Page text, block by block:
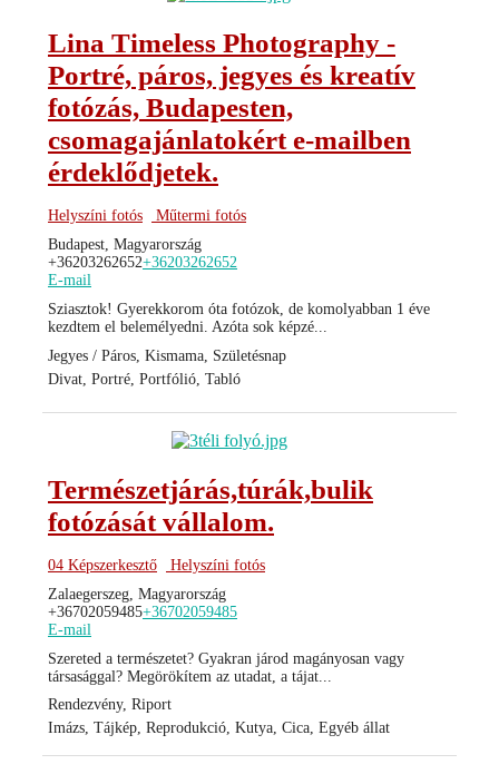
Lina Timeless Photography -
Portré, páros, jegyes és kreatív
fotózás, Budapesten,
csomagajánlatokért e-mailben
érdeklődjetek.
Helyszíni fotós
Műtermi fotós
Budapest, Magyarország
+36203262652+36203262652
E-mail
Sziasztok! Gyerekkorom óta fotózok, de komolyabban 1 éve
kezdtem el belemélyedni. Azóta sok képzé...
Jegyes / Páros, Kismama, Születésnap
Divat, Portré, Portfólió, Tabló
Természetjárás,túrák,bulik
fotózását vállalom.
04 Képszerkesztő
Helyszíni fotós
Zalaegerszeg, Magyarország
+36702059485+36702059485
E-mail
Szereted a természetet? Gyakran járod magányosan vagy
társasággal? Megörökítem az utadat, a tájat...
Rendezvény, Riport
Imázs, Tájkép, Reprodukció, Kutya, Cica, Egyéb állat